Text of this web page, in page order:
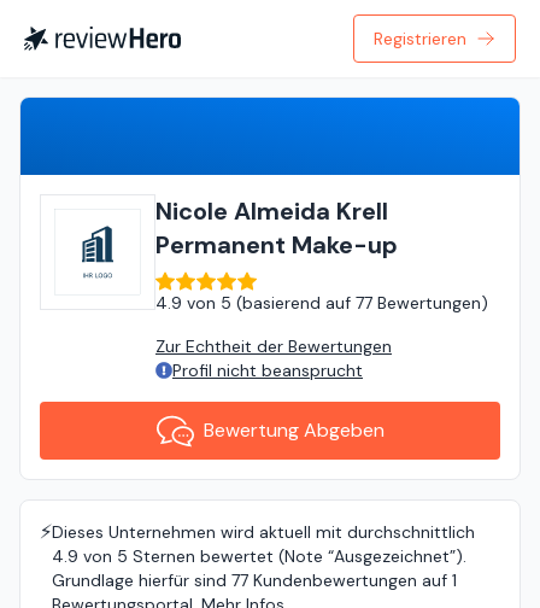
Registrieren
Nicole Almeida Krell
Permanent Make-up
4.9 von 5 (basierend auf 77 Bewertungen)
Zur Echtheit der Bewertungen
Profil nicht beansprucht
Bewertung Abgeben
⚡️Dieses Unternehmen wird aktuell mit durchschnittlich
4.9 von 5 Sternen bewertet (Note “Ausgezeichnet”).
Grundlage hierfür sind 77 Kundenbewertungen auf 1